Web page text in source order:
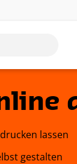
lassen
gestalten